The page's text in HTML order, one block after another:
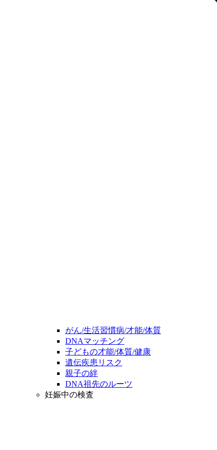
がん/生活習慣病/才能/体質
DNAマッチング
子どもの才能/体質/健康
遺伝疾患リスク
親子の絆
DNA祖先のルーツ
妊娠中の検査